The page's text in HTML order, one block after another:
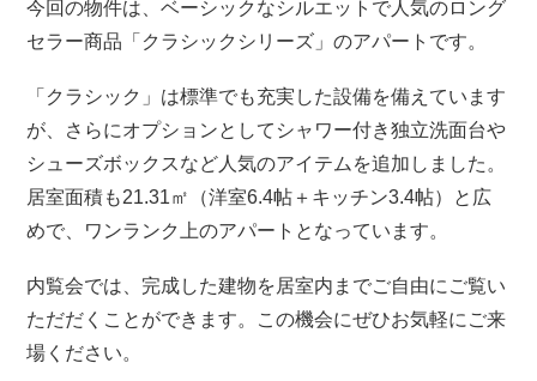
今回の物件は、ベーシックなシルエットで人気のロング
セラー商品「クラシックシリーズ」のアパートです。
「クラシック」は標準でも充実した設備を備えています
が、さらにオプションとしてシャワー付き独立洗面台や
シューズボックスなど人気のアイテムを追加しました。
居室面積も21.31㎡（洋室6.4帖＋キッチン3.4帖）と広
めで、ワンランク上のアパートとなっています。
内覧会では、完成した建物を居室内までご自由にご覧い
ただだくことができます。この機会にぜひお気軽にご来
場ください。